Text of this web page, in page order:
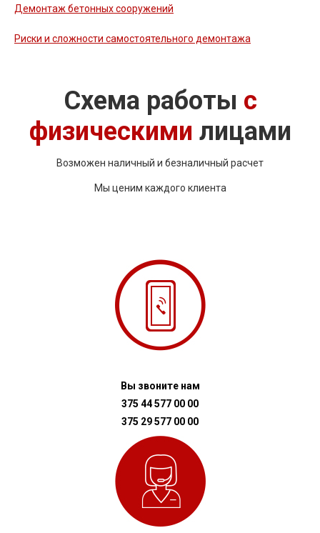
Демонтаж бетонных сооружений
Риски и сложности самостоятельного демонтажа
Схема работы с
физическими лицами
Возможен наличный и безналичный расчет
Мы ценим каждого клиента
Вы звоните нам
375 44 577 00 00
375 29 577 00 00